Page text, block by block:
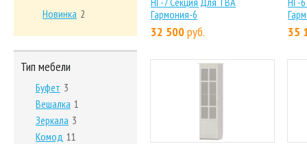
Гармония-6
32 500руб. 35
Новинка 2
Тип мебели
Буфет 3
Вешалка 1
Зеркала 3
Комод 11